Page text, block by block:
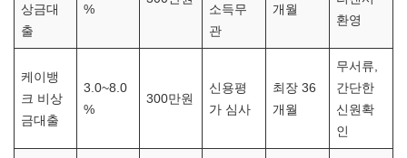
상금대
출
%
소득무
관
개월
환영
케이뱅
크 비상
금대출
3.0~8.0
%
300만원
신용평
가 심사
최장 36
개월
무서류,
간단한
신원확
인